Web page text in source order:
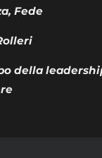
Fede
della